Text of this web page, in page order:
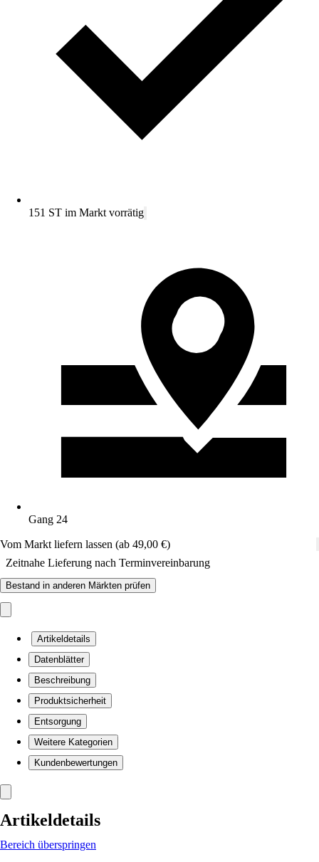
151 ST im Markt vorrätig
Gang 24
Vom Markt liefern lassen (ab 49,00 €)
Zeitnahe Lieferung nach Terminvereinbarung
Bestand in anderen Märkten prüfen
Artikeldetails
Datenblätter
Beschreibung
Produktsicherheit
Entsorgung
Weitere Kategorien
Kundenbewertungen
Artikeldetails
Bereich überspringen